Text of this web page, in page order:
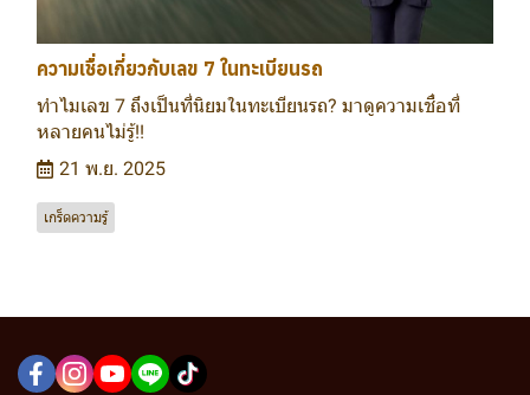
ความเชื่อเกี่ยวกับเลข 7 ในทะเบียนรถ
ทำไมเลข 7 ถึงเป็นที่นิยมในทะเบียนรถ? มาดูความเชื่อที่
หลายคนไม่รู้!!
21 พ.ย. 2025
เกร็ดความรู้